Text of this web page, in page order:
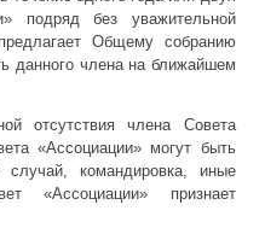
подряд без уважительной
Общему собранию
данного члена на ближайшем
члена Совета
«Ассоциации» могут быть
случай, командировка, иные
«Ассоциации» признает